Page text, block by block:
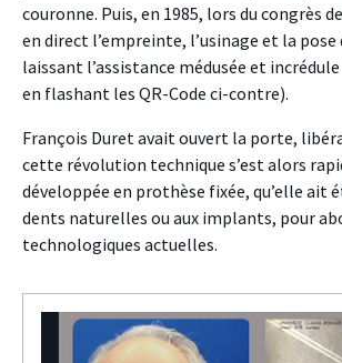
couronne. Puis, en 1985, lors du congrès
en direct l’empreinte, l’usinage et la pose
laissant l’assistance médusée et
en flashant les QR-Code ci-contre).
François Duret avait ouvert la porte,
cette révolution technique s’est alors
développée en prothèse fixée, qu’elle ait
dents naturelles ou aux implants, pour
technologiques actuelles.